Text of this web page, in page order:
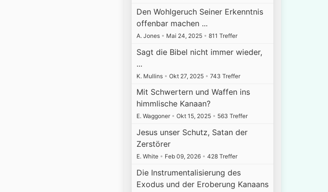
Den Wohlgeruch Seiner Erkenntnis
offenbar machen ...
A. Jones • Mai 24, 2025 • 811 Treffer
Sagt die Bibel nicht immer wieder,
...
K. Mullins • Okt 27, 2025 • 743 Treffer
Mit Schwertern und Waffen ins
himmlische Kanaan?
E. Waggoner • Okt 15, 2025 • 563 Treffer
Jesus unser Schutz, Satan der
Zerstörer
E. White • Feb 09, 2026 • 428 Treffer
Die Instrumentalisierung des
Exodus und der Eroberung Kanaans